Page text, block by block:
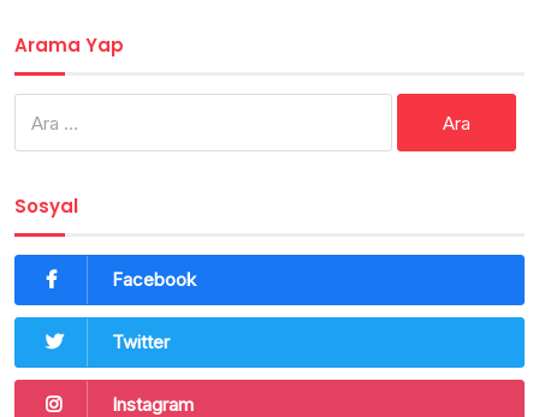
Arama Yap
Sosyal
Facebook
Twitter
Instagram